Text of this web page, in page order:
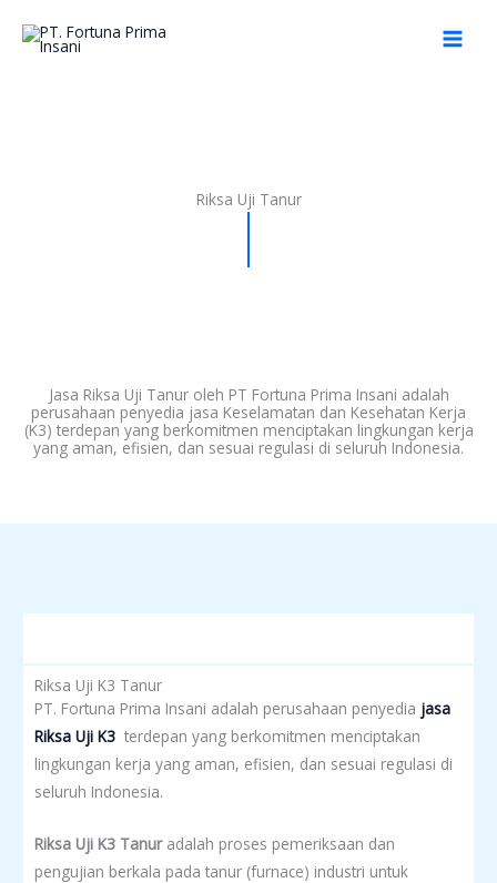
Riksa Uji Tanur
Jasa Riksa Uji Tanur oleh PT Fortuna Prima Insani adalah
perusahaan penyedia jasa Keselamatan dan Kesehatan Kerja
(K3) terdepan yang berkomitmen menciptakan lingkungan kerja
yang aman, efisien, dan sesuai regulasi di seluruh Indonesia.
Riksa Uji K3 Tanur
PT. Fortuna Prima Insani adalah perusahaan penyedia jasa
Riksa Uji K3 terdepan yang berkomitmen menciptakan
lingkungan kerja yang aman, efisien, dan sesuai regulasi di
seluruh Indonesia.
Riksa Uji K3 Tanuradalah proses pemeriksaan dan
pengujian berkala pada tanur (furnace) industri untuk